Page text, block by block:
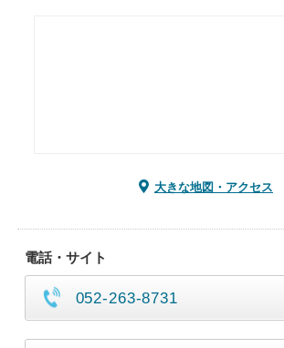
大きな地図・アクセス
電話・サイト
052-263-8731